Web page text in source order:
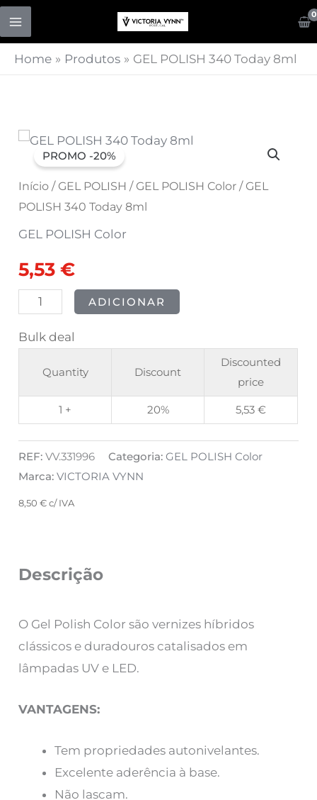
Skip
content
Home Produtos GEL POLISH 340 Today 8ml
Início / GEL POLISH / GEL POLISH Color / GEL
POLISH 340 Today 8ml
GEL POLISH Color
O
preço
original
era:
6,91 €.
5,53€
O
preço
atual
é:
5,53 €.
Quantidade
GEL
POLISH
340
8ml
ADICIONAR
Bulk deal
Quantity Discount
Discounted
price
1 + 20% 5,53€
REF:VV.331996 Categoria:GEL POLISH Color
Marca:VICTORIA VYNN
8,50€ c/ IVA
Descrição
O Gel Polish Color são vernizes híbridos
clássicos e duradouros catalisados em
lâmpadas UV e LED.
VANTAGENS:
Tem propriedades autonivelantes.
Excelente aderência à base.
Não lascam.
PROMO -20%